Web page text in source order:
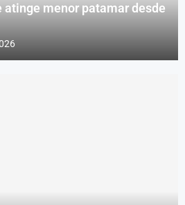
atinge menor patamar desde